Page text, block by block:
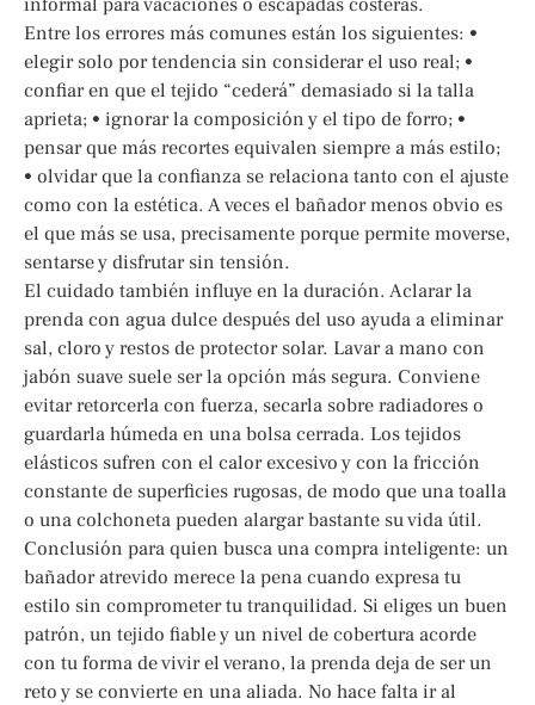
Entre los errores más comunes están los siguientes: •
elegir solo por tendencia sin considerar el uso real; •
confiar en que el tejido “cederá” demasiado si la talla
aprieta; • ignorar la composición y el tipo de forro; •
pensar que más recortes equivalen siempre a más estilo;
• olvidar que la confianza se relaciona tanto con el ajuste
como con la estética. A veces el bañador menos obvio es
el que más se usa, precisamente porque permite moverse,
sentarse y disfrutar sin tensión.
El cuidado también influye en la duración. Aclarar la
prenda con agua dulce después del uso ayuda a eliminar
sal, cloro y restos de protector solar. Lavar a mano con
jabón suave suele ser la opción más segura. Conviene
evitar retorcerla con fuerza, secarla sobre radiadores o
guardarla húmeda en una bolsa cerrada. Los tejidos
elásticos sufren con el calor excesivo y con la fricción
constante de superficies rugosas, de modo que una toalla
o una colchoneta pueden alargar bastante su vida útil.
Conclusión para quien busca una compra inteligente: un
bañador atrevido merece la pena cuando expresa tu
estilo sin comprometer tu tranquilidad. Si eliges un buen
patrón, un tejido fiable y un nivel de cobertura acorde
con tu forma de vivir el verano, la prenda deja de ser un
reto y se convierte en una aliada. No hace falta ir al